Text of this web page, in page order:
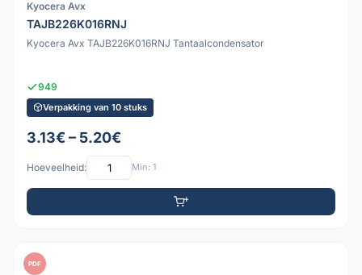
Kyocera Avx
TAJB226K016RNJ
Kyocera Avx TAJB226K016RNJ Tantaalcondensator
949
Verpakking van 10 stuks
3.13€ – 5.20€
Hoeveelheid: Min: 1
PDF